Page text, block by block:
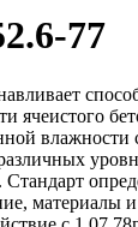
77
ячеистого
влажности
материалы